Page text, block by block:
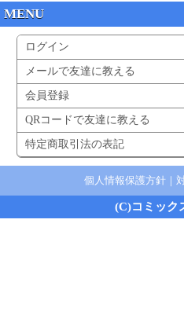
MENU
ログイン
メールで友達に教える
会員登録
QRコードで友達に教える
特定商取引法の表記
個人情報保護方針
(C)コミック